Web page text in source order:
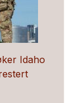
Idaho